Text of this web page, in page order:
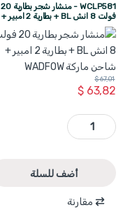
WCLP581 - منشار شجر بطارية 20
فولت 8 انش BL + بطارية 2 امبير +
شاحن ماركة WADFOW
$63,82
$67,01
WCLP581 - منشار شجر بطارية 20 فولت 8 انش BL + بطارية 2 امبير + شاحن ماركة WADFOW quantity
أضف للسلة
مقارنة